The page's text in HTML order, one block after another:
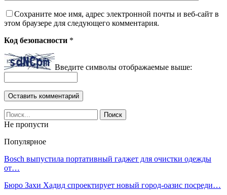
Сохраните мое имя, адрес электронной почты и веб-сайт в
этом браузере для следующего комментария.
Код безопасности *
Введите символы отображаемые выше:
Не пропусти
Популярное
Bosch выпустила портативный гаджет для очистки одежды
от…
Бюро Захи Хадид спроектирует новый город-оазис посреди…